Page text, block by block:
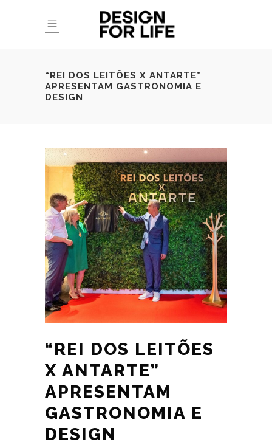
“REI DOS LEITÕES X ANTARTE”
APRESENTAM GASTRONOMIA E
DESIGN
“REI DOS LEITÕES
X ANTARTE”
APRESENTAM
GASTRONOMIA E
DESIGN